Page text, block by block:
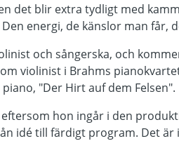
det blir extra tydligt med
energi, de känslor man får,
och sångerska, och
violinist i Brahms
"Der Hirt auf dem Felsen".
hon ingår i den
idé till färdigt program. Det är